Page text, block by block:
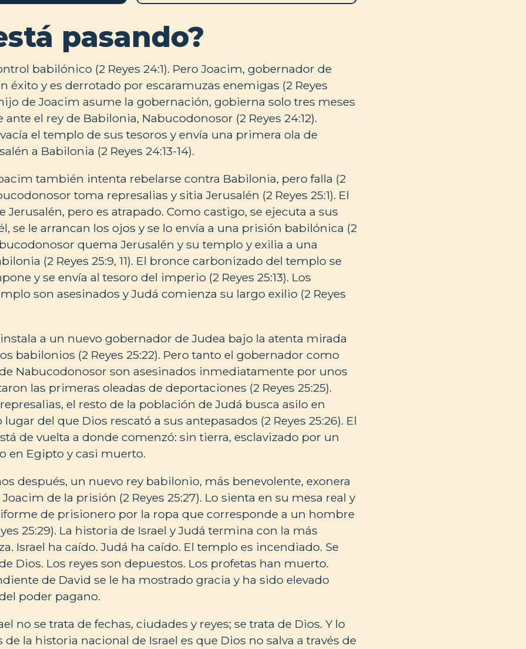
pasando?
babilónico (2 Reyes 24:1). Pero Joacim, gobernador de
éxito y es derrotado por escaramuzas enemigas (2 Reyes
de Joacim asume la gobernación, gobierna solo tres meses
el rey de Babilonia, Nabucodonosor (2 Reyes 24:12).
el templo de sus tesoros y envía una primera ola de
a Babilonia (2 Reyes 24:13-14).
también intenta rebelarse contra Babilonia, pero falla (2
toma represalias y sitia Jerusalén (2 Reyes 25:1). El
Jerusalén, pero es atrapado. Como castigo, se ejecuta a sus
se le arrancan los ojos y se lo envía a una prisión babilónica (2
quema Jerusalén y su templo y exilia a una
(2 Reyes 25:9, 11). El bronce carbonizado del templo se
y se envía al tesoro del imperio (2 Reyes 25:13). Los
son asesinados y Judá comienza su largo exilio (2 Reyes
a un nuevo gobernador de Judea bajo la atenta mirada
babilonios (2 Reyes 25:22). Pero tanto el gobernador como
Nabucodonosor son asesinados inmediatamente por unos
las primeras oleadas de deportaciones (2 Reyes 25:25).
el resto de la población de Judá busca asilo en
del que Dios rescató a sus antepasados (2 Reyes 25:26). El
de vuelta a donde comenzó: sin tierra, esclavizado por un
en Egipto y casi muerto.
después, un nuevo rey babilonio, más benevolente, exonera
de la prisión (2 Reyes 25:27). Lo sienta en su mesa real y
de prisionero por la ropa que corresponde a un hombre
25:29). La historia de Israel y Judá termina con la más
Israel ha caído. Judá ha caído. El templo es incendiado. Se
Dios. Los reyes son depuestos. Los profetas han muerto.
de David se le ha mostrado gracia y ha sido elevado
poder pagano.
no se trata de fechas, ciudades y reyes; se trata de Dios. Y lo
la historia nacional de Israel es que Dios no salva a través de